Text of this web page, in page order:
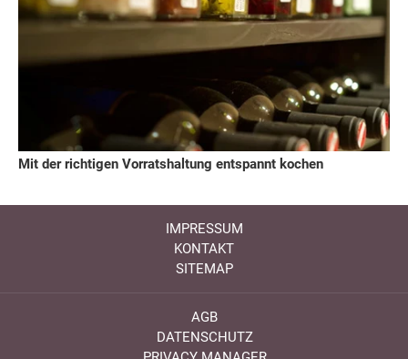
Mit der richtigen Vorratshaltung entspannt kochen
IMPRESSUM
KONTAKT
SITEMAP
AGB
DATENSCHUTZ